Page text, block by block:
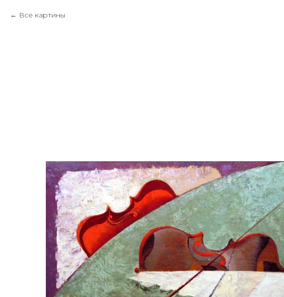
Все картины